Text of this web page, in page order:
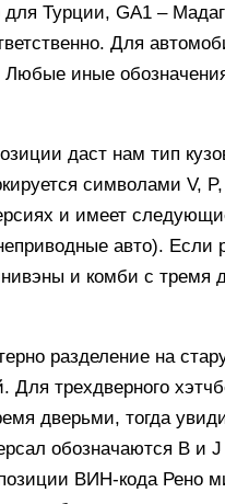
Турции, GA1 –
Для
иные
даст нам тип
символами V,
и имеет
авто). Если
и комби с тремя
разделение на
Для трехдверного
дверьми, тогда
обозначаются В и
ВИН-кода Рено